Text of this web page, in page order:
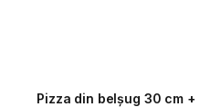
Pizza din belșug 30 cm +